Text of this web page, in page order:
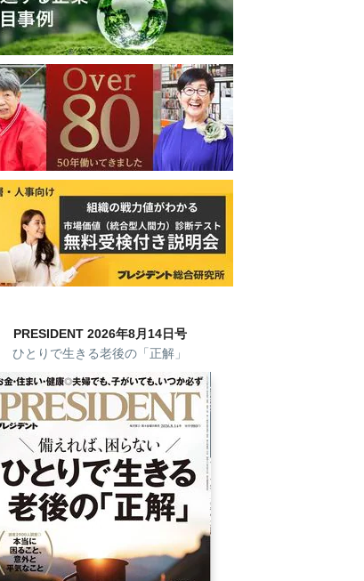
PRESIDENT 2026年8月14日号
ひとりで生きる老後の「正解」